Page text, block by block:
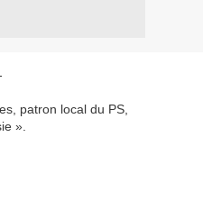
patron local du PS,
».